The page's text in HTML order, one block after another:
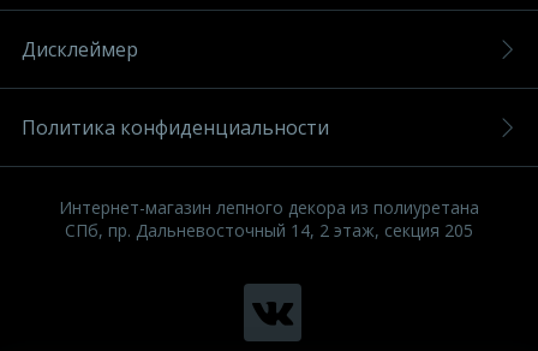
Дисклеймер
Политика конфиденциальности
Интернет-магазин лепного декора из полиуретана
СПб, пр. Дальневосточный 14, 2 этаж, секция 205